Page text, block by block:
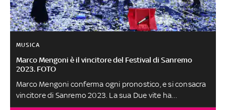
MUSICA
Marco Mengoni è il vincitore del Festival di Sanremo
2023. FOTO
Marco Mengoni conferma ogni pronostico, e si consacra
vincitore di Sanremo 2023. La sua Due vite ha
conquistato tutti, sin dalla prima sera